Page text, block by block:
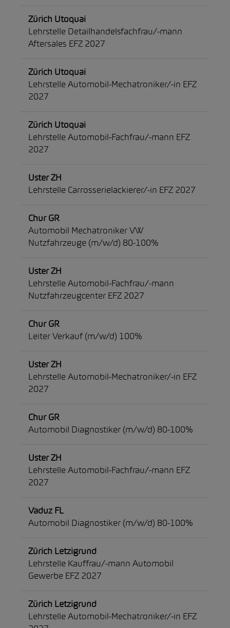
Zürich Utoquai
Lehrstelle Detailhandelsfachfrau/-mann
Aftersales EFZ 2027
Zürich Utoquai
Lehrstelle Automobil-Mechatroniker/-in EFZ
2027
Zürich Utoquai
Lehrstelle Automobil-Fachfrau/-mann EFZ
2027
Uster ZH
Lehrstelle Carrosserielackierer/-in EFZ 2027
Chur GR
Automobil Mechatroniker VW
Nutzfahrzeuge (m/w/d) 80-100%
Uster ZH
Lehrstelle Automobil-Fachfrau/-mann
Nutzfahrzeugcenter EFZ 2027
Chur GR
Leiter Verkauf (m/w/d) 100%
Uster ZH
Lehrstelle Automobil-Mechatroniker/-in EFZ
2027
Chur GR
Automobil Diagnostiker (m/w/d) 80-100%
Uster ZH
Lehrstelle Automobil-Fachfrau/-mann EFZ
2027
Vaduz FL
Automobil Diagnostiker (m/w/d) 80-100%
Zürich Letzigrund
Lehrstelle Kauffrau/-mann Automobil
Gewerbe EFZ 2027
Zürich Letzigrund
Lehrstelle Automobil-Mechatroniker/-in EFZ